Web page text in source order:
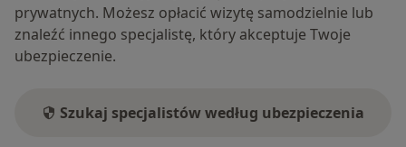
prywatnych. Możesz opłacić wizytę samodzielnie lub
znaleźć innego specjalistę, który akceptuje Twoje
ubezpieczenie.
Szukaj specjalistów według ubezpieczenia